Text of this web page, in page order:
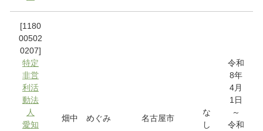
[1180
00502
0207]
特定
非営
利活
動法
人
愛知
畑中 めぐみ 名古屋市
な
し
令和
8年
4月
1日
～
令和